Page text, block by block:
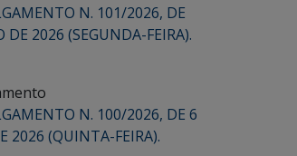
N. 101/2026, DE
DE 2026 (SEGUNDA-FEIRA).
N. 100/2026, DE 6
2026 (QUINTA-FEIRA).